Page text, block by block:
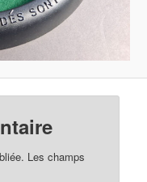
Les champs